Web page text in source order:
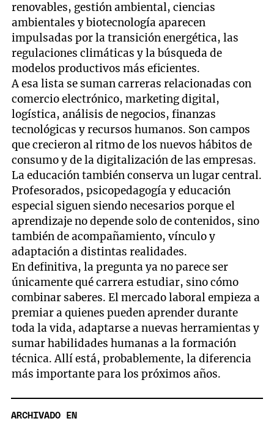
renovables, gestión ambiental, ciencias
ambientales y biotecnología aparecen
impulsadas por la transición energética, las
regulaciones climáticas y la búsqueda de
modelos productivos más eficientes.
A esa lista se suman carreras relacionadas con
comercio electrónico, marketing digital,
logística, análisis de negocios, finanzas
tecnológicas y recursos humanos. Son campos
que crecieron al ritmo de los nuevos hábitos de
consumo y de la digitalización de las empresas.
La educación también conserva un lugar central.
Profesorados, psicopedagogía y educación
especial siguen siendo necesarios porque el
aprendizaje no depende solo de contenidos, sino
también de acompañamiento, vínculo y
adaptación a distintas realidades.
En definitiva, la pregunta ya no parece ser
únicamente qué carrera estudiar, sino cómo
combinar saberes. El mercado laboral empieza a
premiar a quienes pueden aprender durante
toda la vida, adaptarse a nuevas herramientas y
sumar habilidades humanas a la formación
técnica. Allí está, probablemente, la diferencia
más importante para los próximos años.
ARCHIVADO EN